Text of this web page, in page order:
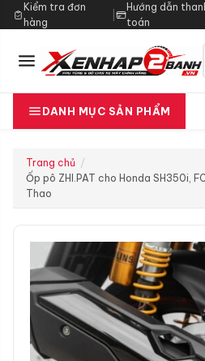
Kiểm tra đơn
hàng
|
Hướng dẫn
toán
DANH MỤC SẢN PHẨM
Trang chủ
Ốp pô ZHI.PAT cho Honda SH350i,
Thao